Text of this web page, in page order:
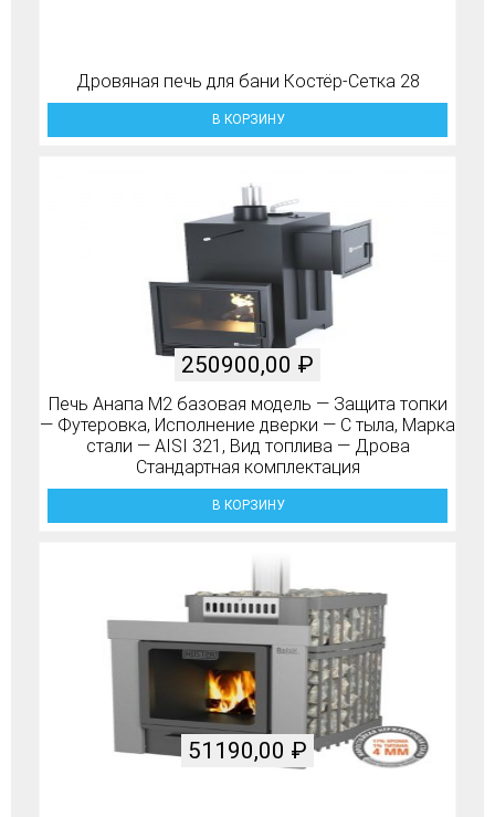
Дровяная печь для бани Костёр-Сетка 28
В КОРЗИНУ
Печь Анапа М2 базовая модель — Защита топки
— Футеровка, Исполнение дверки — С тыла, Марка
стали — AISI 321, Вид топлива — Дрова
Стандартная комплектация
250900,00 ₽
В КОРЗИНУ
51190,00 ₽